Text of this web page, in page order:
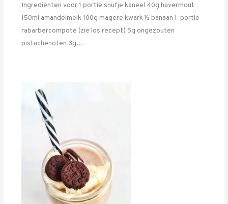
Ingrediënten voor 1 portie snufje kaneel 40g havermout
150ml amandelmelk 100g magere kwark ½ banaan 1 portie
rabarbercompote (zie los recept) 5g ongezouten
pistachenoten 3g…